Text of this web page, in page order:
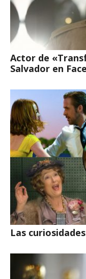
Actor de
Salvador en
Las